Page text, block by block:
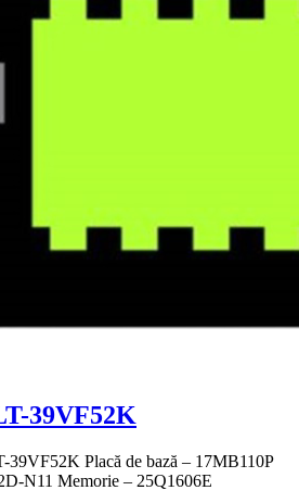
39VF52K
Placă de bază – 17MB110P
N11 Memorie – 25Q1606E